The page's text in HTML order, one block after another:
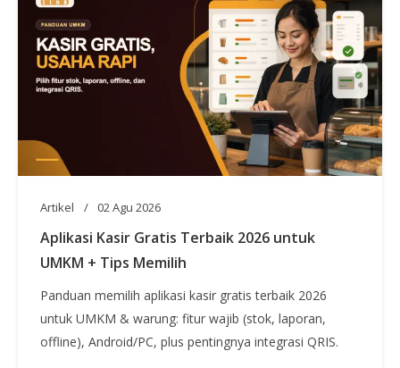
Artikel 02 Agu 2026
Aplikasi Kasir Gratis Terbaik 2026 untuk
UMKM + Tips Memilih
Panduan memilih aplikasi kasir gratis terbaik 2026
untuk UMKM & warung: fitur wajib (stok, laporan,
offline), Android/PC, plus pentingnya integrasi QRIS.